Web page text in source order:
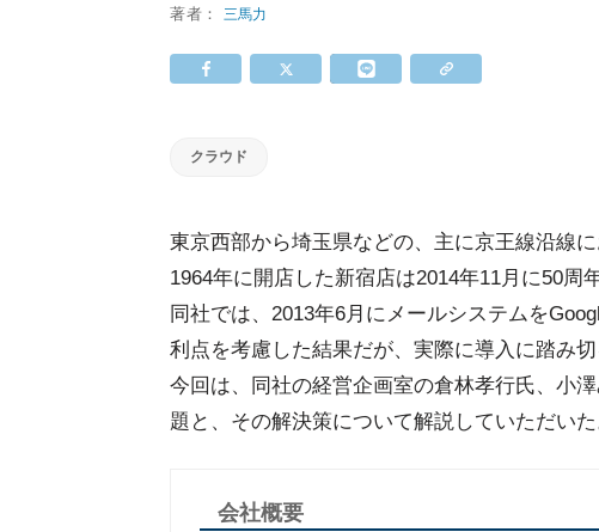
著者：三馬力
クラウド
東京西部から埼玉県などの、主に京王線沿線
1964年に開店した新宿店は2014年11月に50周
同社では、2013年6月にメールシステムを
利点を考慮した結果だが、実際に導入に踏み
今回は、同社の経営企画室の倉林孝行氏、小
題と、その解決策について解説していただいた
会社概要